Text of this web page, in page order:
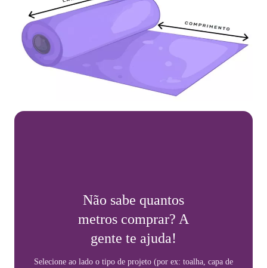
Não sabe quantos
metros comprar? A
gente te ajuda!
Selecione ao lado o tipo de projeto (por ex: toalha, capa de